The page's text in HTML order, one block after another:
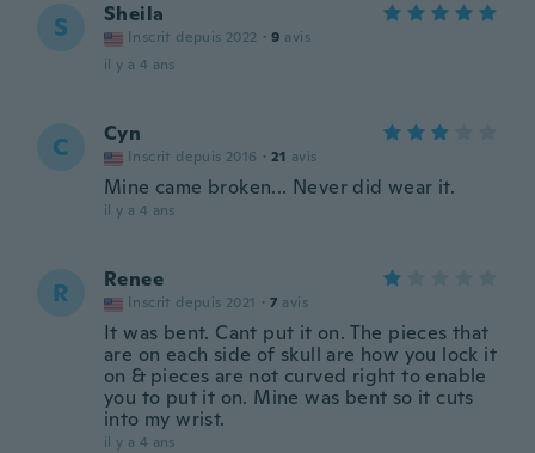
S Sheila
Inscrit depuis 2022 · 9 avis
il y a 4 ans
C Cyn
Inscrit depuis 2016 · 21 avis
Mine came broken... Never did wear it.
il y a 4 ans
R Renee
Inscrit depuis 2021 · 7 avis
It was bent. Cant put it on. The pieces that
are on each side of skull are how you lock it
on & pieces are not curved right to enable
you to put it on. Mine was bent so it cuts
into my wrist.
il y a 4 ans